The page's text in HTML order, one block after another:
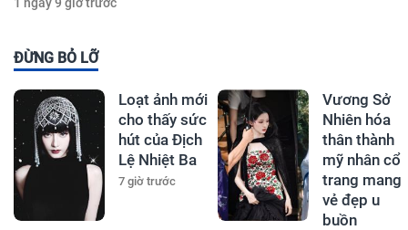
ĐỪNG BỎ LỠ
Loạt ảnh mới
cho thấy sức
hút của Địch
Lệ Nhiệt Ba
7 giờ trước
Vương Sở
Nhiên hóa
thân thành
mỹ nhân cổ
trang mang
vẻ đẹp u
buồn